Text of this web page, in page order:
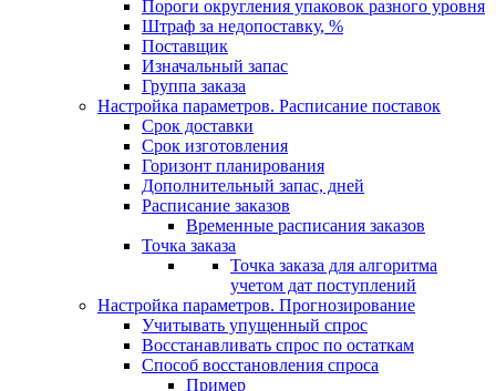
Пороги округления упаковок разного уровня
Штраф за недопоставку, %
Поставщик
Изначальный запас
Группа заказа
Настройка параметров. Расписание поставок
Срок доставки
Срок изготовления
Горизонт планирования
Дополнительный запас, дней
Расписание заказов
Временные расписания заказов
Точка заказа
Точка заказа для алгоритма
учетом дат поступлений
Настройка параметров. Прогнозирование
Учитывать упущенный спрос
Восстанавливать спрос по остаткам
Способ восстановления спроса
Пример